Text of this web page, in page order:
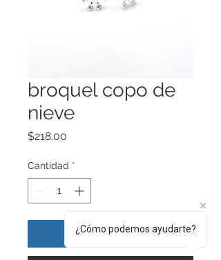
broquel copo de
nieve
$218.00
Cantidad *
Agregar al carrito
¿Cómo podemos ayudarte?